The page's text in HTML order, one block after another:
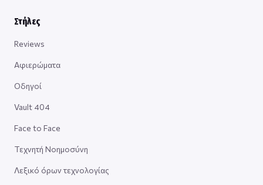
Στήλες
Reviews
Αφιερώματα
Οδηγοί
Vault 404
Face to Face
Τεχνητή Νοημοσύνη
Λεξικό όρων τεχνολογίας